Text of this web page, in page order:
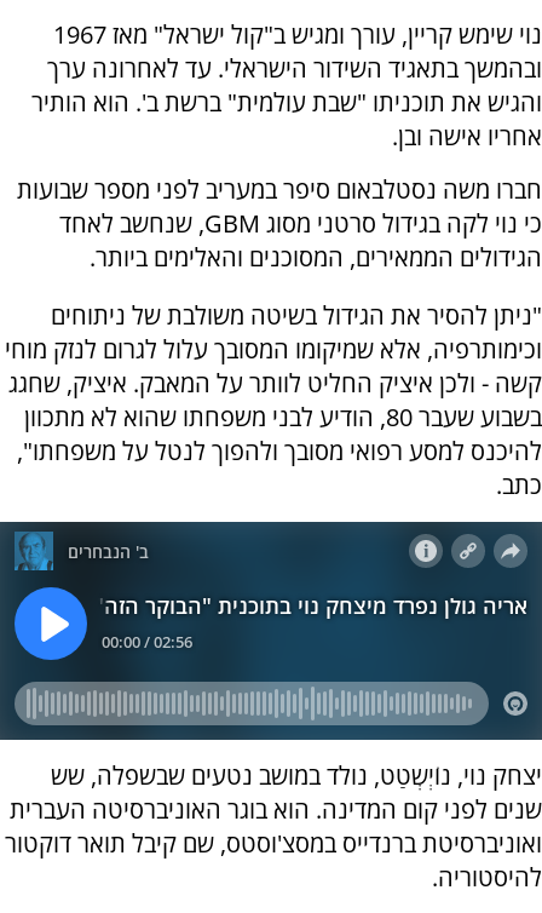
נוי שימש קריין, עורך ומגיש ב"קול ישראל" מאז 1967
ובהמשך בתאגיד השידור הישראלי. עד לאחרונה ערך
והגיש את תוכניתו "שבת עולמית" ברשת ב'. הוא הותיר
אחריו אישה ובן.
חברו משה נסטלבאום סיפר במעריב לפני מספר שבועות
כי נוי לקה בגידול סרטני מסוג GBM, שנחשב לאחד
הגידולים הממאירים, המסוכנים והאלימים ביותר.
"ניתן להסיר את הגידול בשיטה משולבת של ניתוחים
וכימותרפיה, אלא שמיקומו המסובך עלול לגרום לנזק מוחי
קשה - ולכן איציק החליט לוותר על המאבק. איציק, שחגג
בשבוע שעבר 80, הודיע לבני משפחתו שהוא לא מתכוון
להיכנס למסע רפואי מסובך ולהפוך לנטל על משפחתו",
כתב.
יצחק נוי, נוֹיְשְטַט, נולד במושב נטעים שבשפלה, שש
שנים לפני קום המדינה. הוא בוגר האוניברסיטה העברית
ואוניברסיטת ברנדייס במסצ'וסטס, שם קיבל תואר דוקטור
להיסטוריה.